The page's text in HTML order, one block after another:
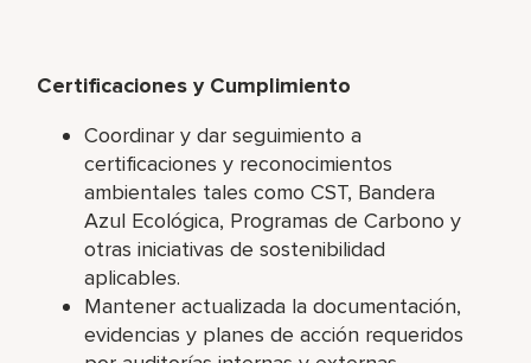
Certificaciones y Cumplimiento
Coordinar y dar seguimiento a
certificaciones y reconocimientos
ambientales tales como CST, Bandera
Azul Ecológica, Programas de Carbono y
otras iniciativas de sostenibilidad
aplicables.
Mantener actualizada la documentación,
evidencias y planes de acción requeridos